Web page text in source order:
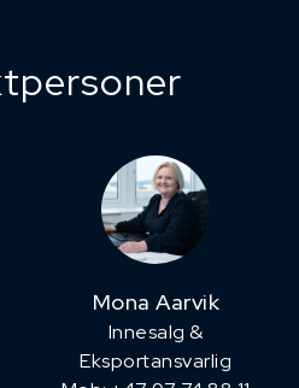
Mona Aarvik
Innesalg &
Eksportansvarlig